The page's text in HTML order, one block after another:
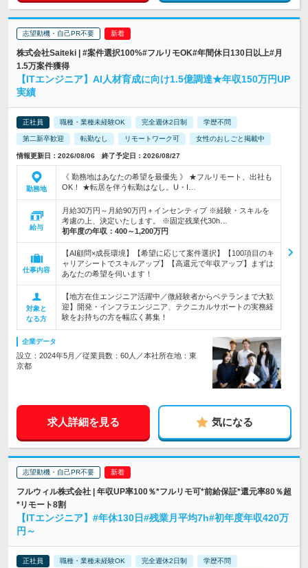
志望動機・自己PR不要
株式会社Saiteki | #案件選択100%#フルリモOK#年間休日130日以上#月
1.5万案件獲得
【ITエンジニア】AI人材育成に向け1.5億調達★年収150万円UP
実績
正社員 職種・業種未経験OK 完全週休2日制 学歴不問
第二新卒歓迎 転勤なし リモートワーク可 女性のおしごと掲載中
情報更新日：2026/08/06 終了予定日：2026/08/27
勤務地
《 勤務地はあなたの希望を最優先 》 ★フルリモート、出社も
OK！ ★転居を伴う転勤はなし。U・I…
給与
月給30万円～月給90万円＋インセンティブ ※経験・スキルを
考慮の上、決定いたします。 ※固定残業代30h…
初年度の年収： 400～1,200万円
仕事内容
【AI顧問×成長環境】【希望に応じて案件選択】【100項目のキ
ャリアシートでスキルアップ】【高還元で年収アップ】まずは
あなたの希望を伺います！
対象と
なる方
【地方在住エンジニア活躍中／微経験者からベテランまで大歓
迎】開発・インフラエンジニア、テクニカルサポートの実務経
験をお持ちの方を幅広く募集！
企業データ
設立：2024年5月／従業員数：60人／本社所在地：東
京都
求人詳細を見る 気になる
志望動機・自己PR不要
フルウィル株式会社 | 年収UP率100％*フルリモ可*前給保証*還元率80％超
*リモート8割
【ITエンジニア】#年休130日#残業月平均7h#初年度年収420万
円～
正社員 職種・業種未経験OK 完全週休2日制 学歴不問